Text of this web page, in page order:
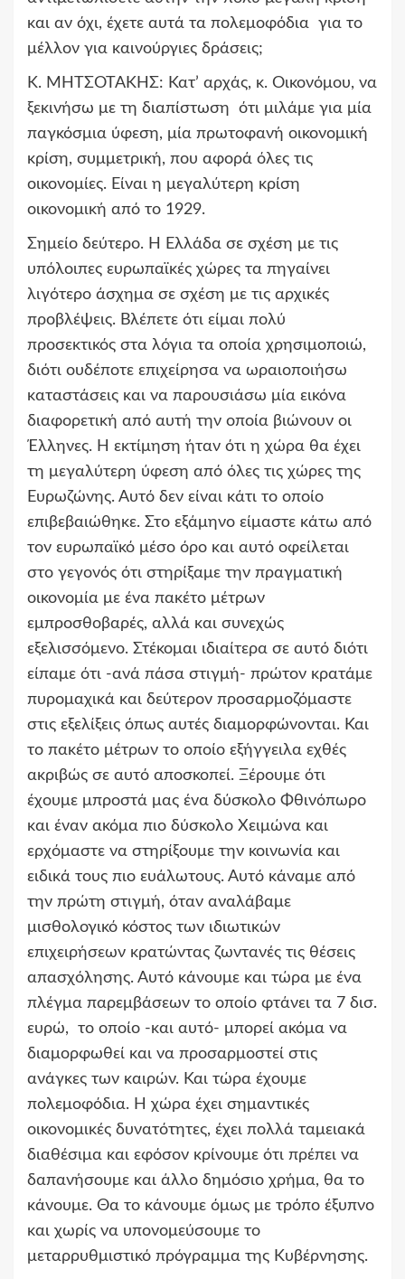
και αν όχι, έχετε αυτά τα πολεμοφόδια για το
μέλλον για καινούργιες δράσεις;
Κ. ΜΗΤΣΟΤΑΚΗΣ: Κατ’ αρχάς, κ. Οικονόμου, να
ξεκινήσω με τη διαπίστωση ότι μιλάμε για μία
παγκόσμια ύφεση, μία πρωτοφανή οικονομική
κρίση, συμμετρική, που αφορά όλες τις
οικονομίες. Είναι η μεγαλύτερη κρίση
οικονομική από το 1929.
Σημείο δεύτερο. Η Ελλάδα σε σχέση με τις
υπόλοιπες ευρωπαϊκές χώρες τα πηγαίνει
λιγότερο άσχημα σε σχέση με τις αρχικές
προβλέψεις. Βλέπετε ότι είμαι πολύ
προσεκτικός στα λόγια τα οποία χρησιμοποιώ,
διότι ουδέποτε επιχείρησα να ωραιοποιήσω
καταστάσεις και να παρουσιάσω μία εικόνα
διαφορετική από αυτή την οποία βιώνουν οι
Έλληνες. Η εκτίμηση ήταν ότι η χώρα θα έχει
τη μεγαλύτερη ύφεση από όλες τις χώρες της
Ευρωζώνης. Αυτό δεν είναι κάτι το οποίο
επιβεβαιώθηκε. Στο εξάμηνο είμαστε κάτω από
τον ευρωπαϊκό μέσο όρο και αυτό οφείλεται
στο γεγονός ότι στηρίξαμε την πραγματική
οικονομία με ένα πακέτο μέτρων
εμπροσθοβαρές, αλλά και συνεχώς
εξελισσόμενο. Στέκομαι ιδιαίτερα σε αυτό διότι
είπαμε ότι -ανά πάσα στιγμή- πρώτον κρατάμε
πυρομαχικά και δεύτερον προσαρμοζόμαστε
στις εξελίξεις όπως αυτές διαμορφώνονται. Και
το πακέτο μέτρων το οποίο εξήγγειλα εχθές
ακριβώς σε αυτό αποσκοπεί. Ξέρουμε ότι
έχουμε μπροστά μας ένα δύσκολο Φθινόπωρο
και έναν ακόμα πιο δύσκολο Χειμώνα και
ερχόμαστε να στηρίξουμε την κοινωνία και
ειδικά τους πιο ευάλωτους. Αυτό κάναμε από
την πρώτη στιγμή, όταν αναλάβαμε
μισθολογικό κόστος των ιδιωτικών
επιχειρήσεων κρατώντας ζωντανές τις θέσεις
απασχόλησης. Αυτό κάνουμε και τώρα με ένα
πλέγμα παρεμβάσεων το οποίο φτάνει τα 7 δισ.
ευρώ, το οποίο -και αυτό- μπορεί ακόμα να
διαμορφωθεί και να προσαρμοστεί στις
ανάγκες των καιρών. Και τώρα έχουμε
πολεμοφόδια. Η χώρα έχει σημαντικές
οικονομικές δυνατότητες, έχει πολλά ταμειακά
διαθέσιμα και εφόσον κρίνουμε ότι πρέπει να
δαπανήσουμε και άλλο δημόσιο χρήμα, θα το
κάνουμε. Θα το κάνουμε όμως με τρόπο έξυπνο
και χωρίς να υπονομεύσουμε το
μεταρρυθμιστικό πρόγραμμα της Κυβέρνησης.